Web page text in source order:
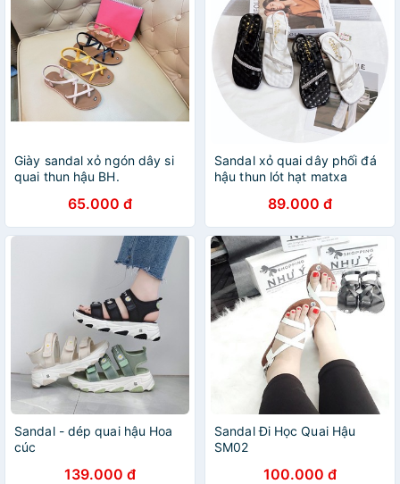
Giày sandal xỏ ngón dây si
quai thun hậu BH.
65.000 đ
Sandal xỏ quai dây phối đá
hậu thun lót hạt matxa
89.000 đ
Sandal - dép quai hậu Hoa
cúc
139.000 đ
Sandal Đi Học Quai Hậu
SM02
100.000 đ